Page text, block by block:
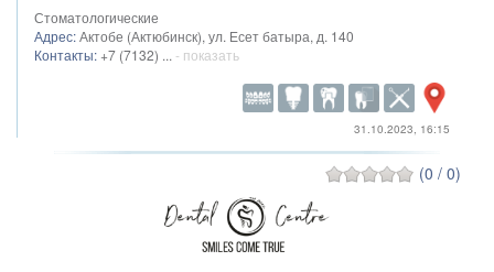
Стоматологические
Адрес:Актобе (Актюбинск), ул. Есет батыра, д. 140
Контакты: +7 (7132) ... - показать
31.10.2023, 16:15
(0 / 0)